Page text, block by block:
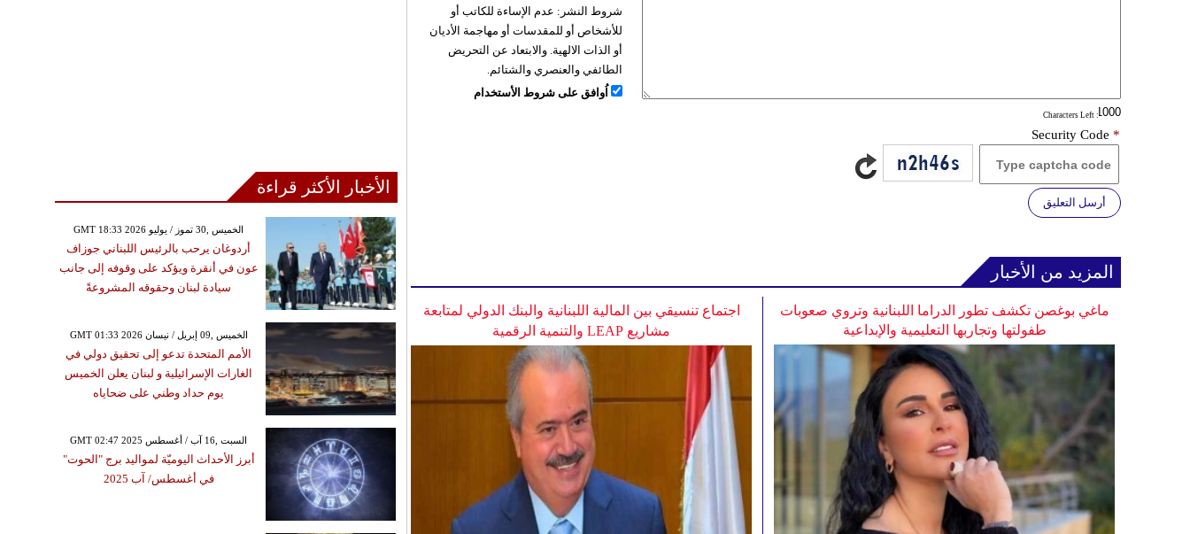
: Characters Left
شروط النشر: عدم الإساءة للكاتب أو
للأشخاص أو للمقدسات أو مهاجمة الأديان
أو الذات الالهية. والابتعاد عن التحريض
الطائفي والعنصري والشتائم.
اُوافق على شروط الأستخدام
Security Code *
أرسل التعليق
المزيد من الأخبار
اجتماع تنسيقي بين المالية اللبنانية والبنك الدولي لمتابعة
مشاريع LEAP والتنمية الرقمية
ماغي بوغصن تكشف تطور الدراما اللبنانية وتروي صعوبات
طفولتها وتجاربها التعليمية والإبداعية
الأخبار الأكثر قراءة
GMT 18:33 2026 الخميس ,30 تموز / يوليو
أردوغان يرحب بالرئيس اللبناني جوزاف
عون في أنقرة ويؤكد على وقوفه إلى جانب
سيادة لبنان وحقوقه المشروعةً
GMT 01:33 2026 الخميس ,09 إبريل / نيسان
الأمم المتحدة تدعو إلى تحقيق دولي في
الغارات الإسرائيلية و لبنان يعلن الخميس
يوم حداد وطني على ضحاياه
GMT 02:47 2025 السبت ,16 آب / أغسطس
أبرز الأحداث اليوميّة لمواليد برج "الحوت"
في أغسطس/ آب 2025